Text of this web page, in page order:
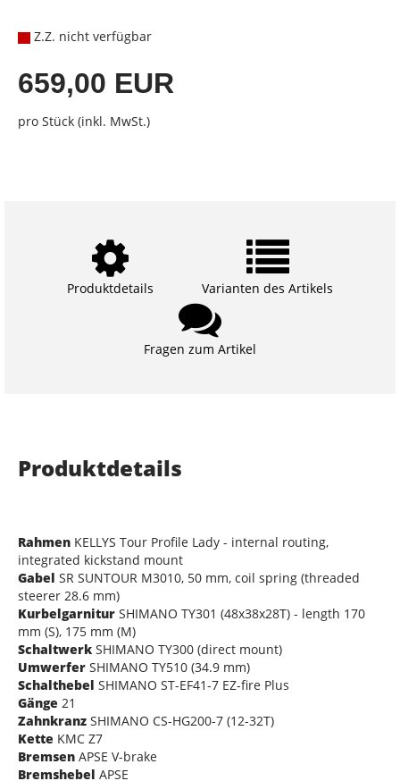
Z.Z. nicht verfügbar
659,00 EUR
pro Stück (inkl. MwSt.)
Produktdetails Varianten des Artikels
Fragen zum Artikel
Produktdetails
Rahmen KELLYS Tour Profile Lady - internal routing,
integrated kickstand mount
Gabel SR SUNTOUR M3010, 50 mm, coil spring (threaded
steerer 28.6 mm)
Kurbelgarnitur SHIMANO TY301 (48x38x28T) - length 170
mm (S), 175 mm (M)
Schaltwerk SHIMANO TY300 (direct mount)
Umwerfer SHIMANO TY510 (34.9 mm)
Schalthebel SHIMANO ST-EF41-7 EZ-fire Plus
Gänge 21
Zahnkranz SHIMANO CS-HG200-7 (12-32T)
Kette KMC Z7
Bremsen APSE V-brake
Bremshebel APSE